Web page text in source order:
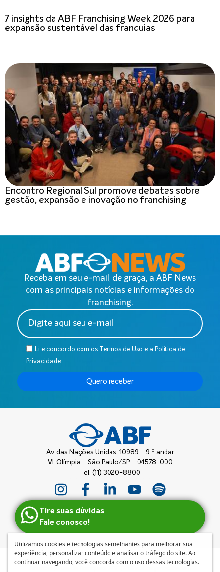
7 insights da ABF Franchising Week 2026 para
expansão sustentável das franquias
Encontro Regional Sul promove debates sobre
gestão, expansão e inovação no franchising
Receba em seu e-mail, de graça, a ABF News
com as principais notícias e informações do
franchising.
Li e concordo com os Termos de Uso e a Política de
Privacidade.
Quero receber
Av. das Nações Unidas, 10989 – 9 º andar
Vl. Olímpia – São Paulo/SP – 04578-000
Tel: (11) 3020-8800
Tire suas dúvidas
Fale conosco!
|Guia de Franquias ABF Política de privacidade e
Utilizamos cookies e tecnologias semelhantes para melhorar sua
experiência, personalizar conteúdo e analisar o tráfego do site. Ao
continuar navegando, você concorda com o uso dessas tecnologias.